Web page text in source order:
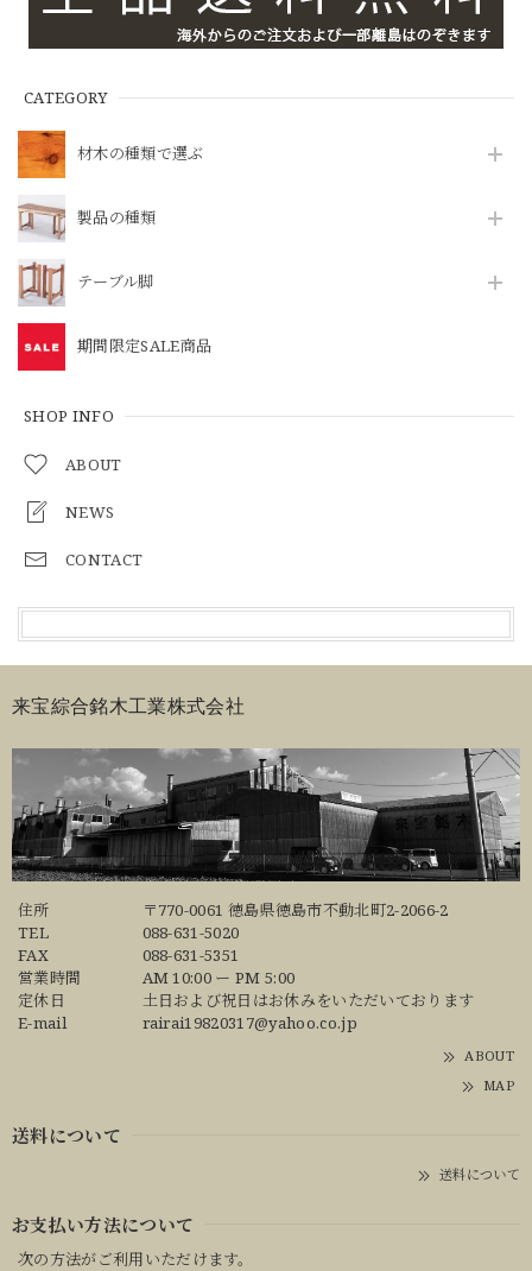
CATEGORY
材木の種類で選ぶ
製品の種類
テーブル脚
期間限定SALE商品
SHOP INFO
ABOUT
NEWS
CONTACT
来宝綜合銘木工業株式会社
住所
〒770-0061 徳島県徳島市不動北町2-2066-2
TEL
088-631-5020
FAX
088-631-5351
営業時間
AM 10:00 ー PM 5:00
定休日
土日および祝日はお休みをいただいております
E-mail
rairai19820317@yahoo.co.jp
ABOUT
MAP
送料について
送料について
お支払い方法について
次の方法がご利用いただけます。